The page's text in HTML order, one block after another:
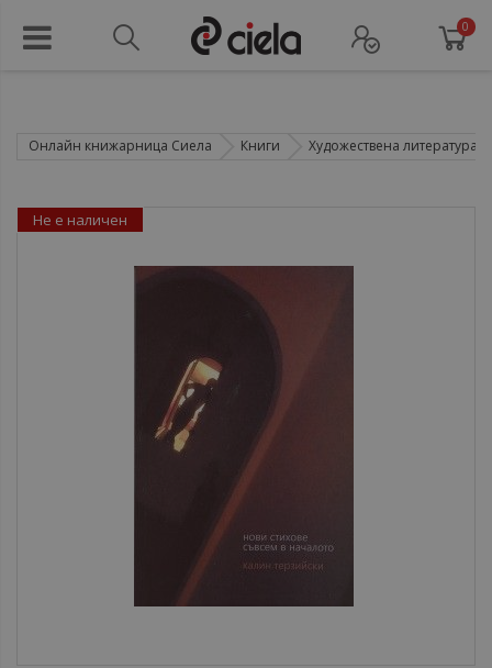
0
Онлайн книжарница Сиела Книги Художествена литература
Не е наличен